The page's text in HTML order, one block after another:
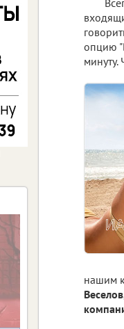
опцию
нашим